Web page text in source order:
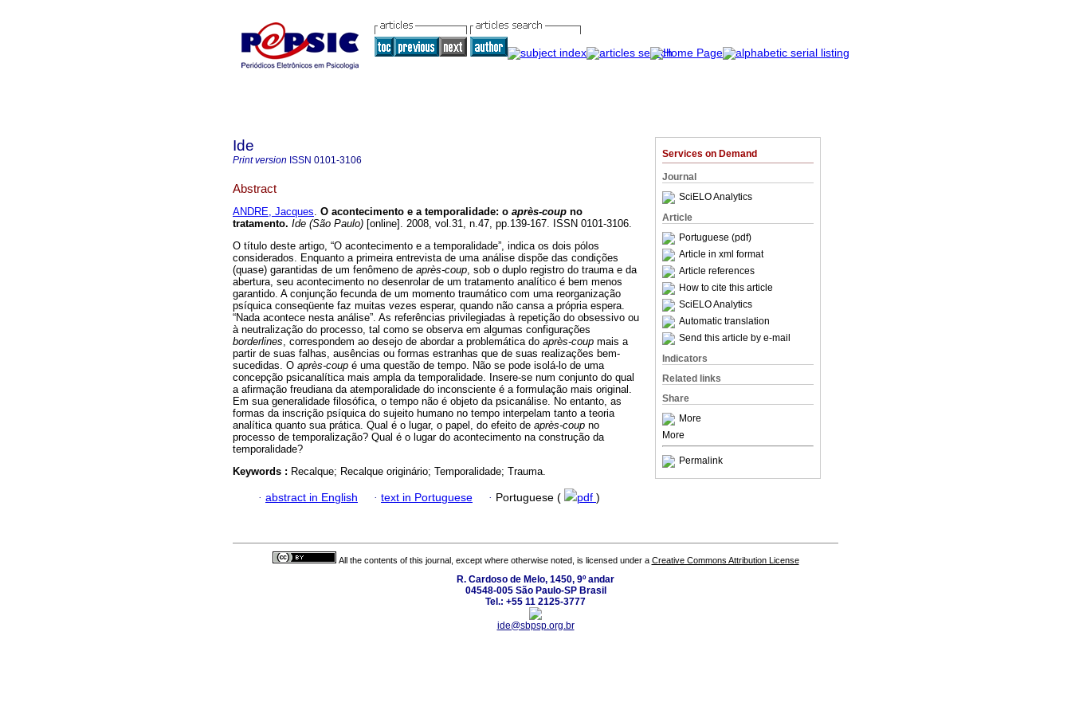
Services on Demand
Journal
SciELO Analytics
Article
Portuguese (pdf)
Article in xml format
Article references
How to cite this article
SciELO Analytics
Automatic translation
Send this article by e-mail
Indicators
Related links
Share
More
More
Permalink
Ide
Print version ISSN 0101-3106
Abstract
ANDRE, Jacques. O acontecimento e a temporalidade: o après-coup no
tratamento. Ide (São Paulo) [online]. 2008, vol.31, n.47, pp.139-167. ISSN 0101-3106.
O título deste artigo, “O acontecimento e a temporalidade”, indica os dois pólos
considerados. Enquanto a primeira entrevista de uma análise dispõe das condições
(quase) garantidas de um fenômeno de après-coup, sob o duplo registro do trauma e da
abertura, seu acontecimento no desenrolar de um tratamento analítico é bem menos
garantido. A conjunção fecunda de um momento traumático com uma reorganização
psíquica conseqüente faz muitas vezes esperar, quando não cansa a própria espera.
“Nada acontece nesta análise”. As referências privilegiadas à repetição do obsessivo ou
à neutralização do processo, tal como se observa em algumas configurações
borderlines, correspondem ao desejo de abordar a problemática do après-coup mais a
partir de suas falhas, ausências ou formas estranhas que de suas realizações bem-
sucedidas. O après-coup é uma questão de tempo. Não se pode isolá-lo de uma
concepção psicanalítica mais ampla da temporalidade. Insere-se num conjunto do qual
a afirmação freudiana da atemporalidade do inconsciente é a formulação mais original.
Em sua generalidade filosófica, o tempo não é objeto da psicanálise. No entanto, as
formas da inscrição psíquica do sujeito humano no tempo interpelam tanto a teoria
analítica quanto sua prática. Qual é o lugar, o papel, do efeito de après-coup no
processo de temporalização? Qual é o lugar do acontecimento na construção da
temporalidade?
Keywords : Recalque; Recalque originário; Temporalidade; Trauma.
· abstract in English · text in Portuguese · Portuguese ( pdf )
All the contents of this journal, except where otherwise noted, is licensed under a Creative Commons Attribution License
R. Cardoso de Melo, 1450, 9º andar
04548-005 São Paulo-SP Brasil
Tel.: +55 11 2125-3777
ide@sbpsp.org.br